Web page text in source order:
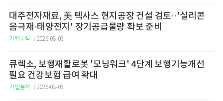
대주전자재료, 美 텍사스 현지공장 건설 검토··'실리콘
음극재·태양전지' 장기공급물량 확보 준비
기업분석 2026-08-06
큐렉소, 보행재활로봇 '모닝워크' 4단계 보행기능개선
필요 건강보험 급여 확대
기업분석 2026-08-06